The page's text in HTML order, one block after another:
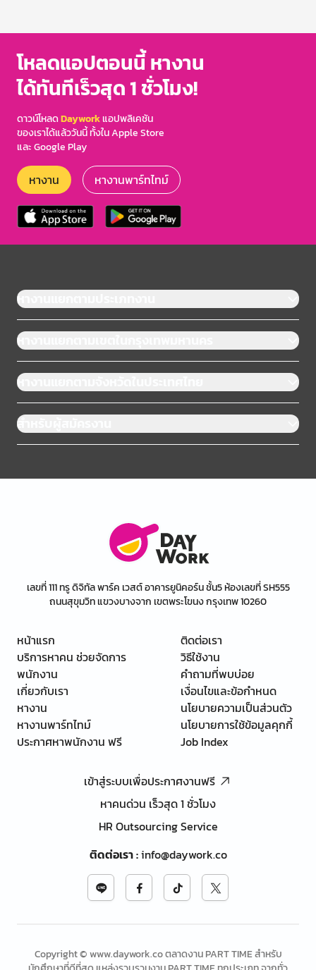
โหลดแอปตอนนี้ หางาน
ได้ทันทีเร็วสุด 1 ชั่วโมง!
ดาวน์โหลดDayworkแอปพลิเคชัน
ของเราได้แล้ววันนี้ ทั้งใน Apple Store
และ Google Play
หางาน หางานพาร์ทไทม์
หางานแยกตามประเภทงาน
หางานแยกตามเขตในกรุงเทพมหานคร
หางานแยกตามจังหวัดในประเทศไทย
สำหรับผู้สมัครงาน
เลขที่ 111 ทรู ดิจิทัล พาร์ค เวสต์ อาคารยูนิคอร์น ชั้น5 ห้องเลขที่ SH555
ถนนสุขุมวิท แขวงบางจาก เขตพระโขนง กรุงเทพ 10260
หน้าแรก
บริการหาคน ช่วยจัดการ
พนักงาน
เกี่ยวกับเรา
หางาน
หางานพาร์ทไทม์
ประกาศหาพนักงาน ฟรี
ติดต่อเรา
วิธีใช้งาน
คำถามที่พบบ่อย
เงื่อนไขและข้อกำหนด
นโยบายความเป็นส่วนตัว
นโยบายการใช้ข้อมูลคุกกี้
Job Index
เข้าสู่ระบบเพื่อประกาศงานฟรี
หาคนด่วน เร็วสุด 1 ชั่วโมง
HR Outsourcing Service
ติดต่อเรา:info@daywork.co
Copyright © www.daywork.co ตลาดงาน PART TIME สำหรับ